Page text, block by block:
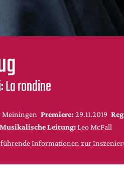
La rondine
Meiningen Premiere: 29.11.2019
Musikalische Leitung: Leo McFall
Informationen zur